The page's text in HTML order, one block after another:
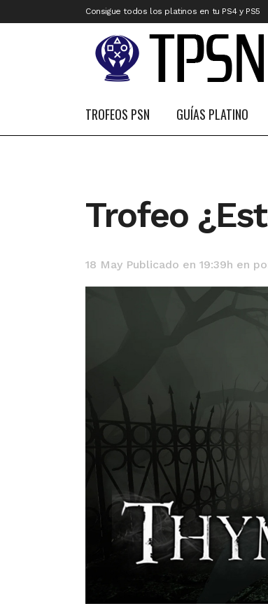
Consigue todos los platinos en tu PS4 y PS5
TROFEOS PSN GUÍAS PLATINO
Trofeo
18 May Publicado en 19:39h en